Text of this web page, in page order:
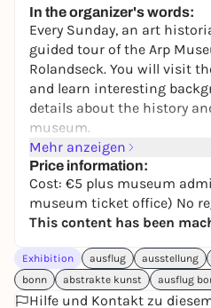
In the organizer's words:
Every Sunday, an art
guided tour of the Arp
Rolandseck. You will visit
and learn interesting
details about the history
museum.
Meeting point: Foyer at the
Cost:5 € plus museum
Contact and information:
Mehr anzeigen
Price information:
Cost: €5 plus museum
museum ticket office) No
This content has been
Exhibition ausflug ausstellung
bonn
abstrakte kunst ausflug
Hilfe und Kontakt zu